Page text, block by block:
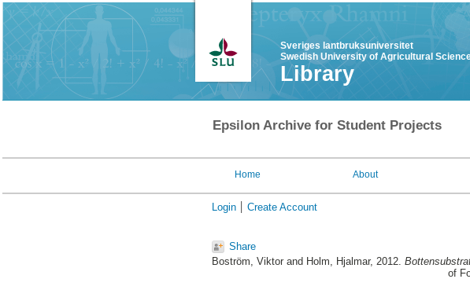
Sveriges lantbruksuniversitet
Swedish University of Agricultural
Library
Epsilon Archive for Student Projects
Home About
Login Create Account
Share
Boström, Viktorand Holm, Hjalmar, 2012.
of